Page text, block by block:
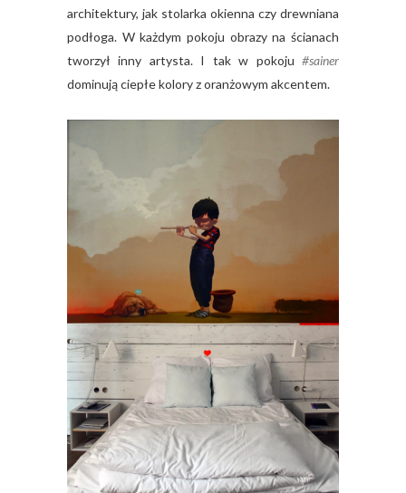
architektury, jak stolarka okienna czy drewniana
podłoga. W każdym pokoju obrazy na ścianach
tworzył inny artysta. I tak w pokoju #sainer
dominują ciepłe kolory z oranżowym akcentem.